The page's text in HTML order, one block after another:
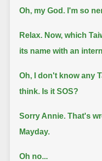
Oh, my God. I'm so
Relax. Now, which
its name with an
Oh, I don't know any
think. Is it SOS?
Sorry Annie. That's
Mayday.
Oh no...